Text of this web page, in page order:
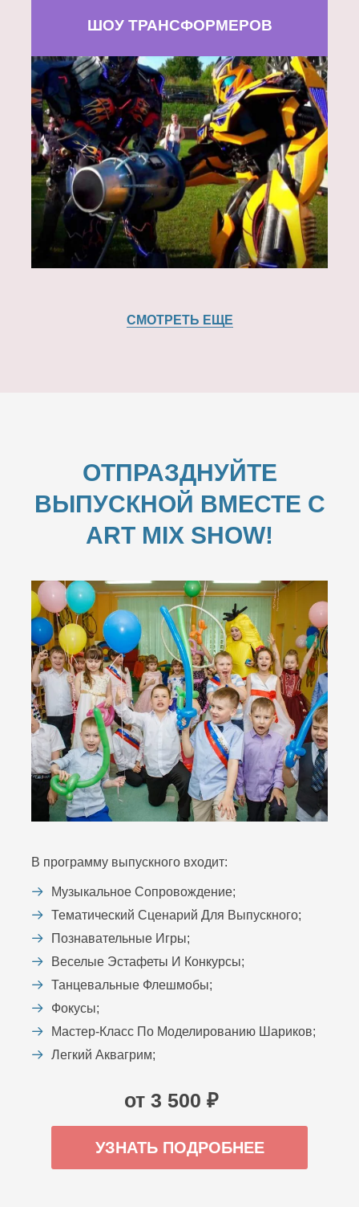
ШОУ ТРАНСФОРМЕРОВ
СМОТРЕТЬ ЕЩЕ
ОТПРАЗДНУЙТЕ
ВЫПУСКНОЙ ВМЕСТЕ С
ART MIX SHOW!
В программу выпускного входит:
Музыкальное Сопровождение;
Тематический Сценарий Для Выпускного;
Познавательные Игры;
Веселые Эстафеты И Конкурсы;
Танцевальные Флешмобы;
Фокусы;
Мастер-Класс По Моделированию Шариков;
Легкий Аквагрим;
от 3 500 ₽
УЗНАТЬ ПОДРОБНЕЕ